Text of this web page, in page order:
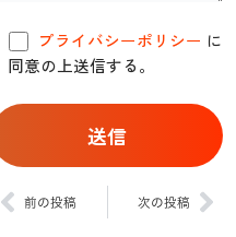
プライバシーポリシー に
同意の上送信する。
Prev
前の投稿 次の投稿